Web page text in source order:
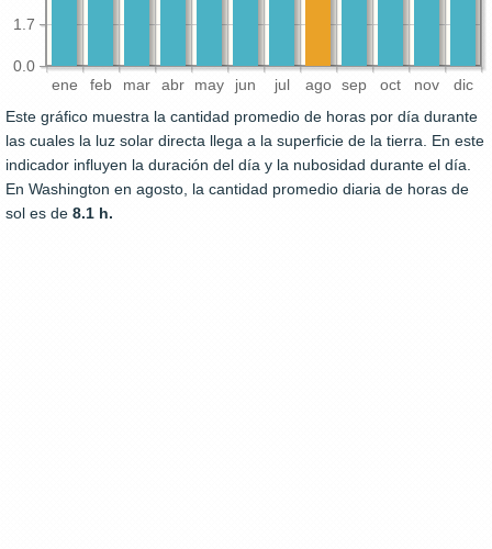
ene feb mar abr may jun jul ago sep oct nov dic
0.0
1.7
Este gráfico muestra la cantidad promedio de horas por día durante
las cuales la luz solar directa llega a la superficie de la tierra. En este
indicador influyen la duración del día y la nubosidad durante el día.
En Washington en agosto, la cantidad promedio diaria de horas de
sol es de 8.1 h.